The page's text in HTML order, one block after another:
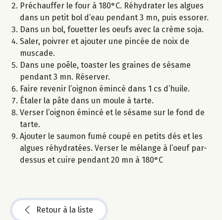
Préchauffer le four à 180°C. Réhydrater les algues
dans un petit bol d’eau pendant 3 mn, puis essorer.
Dans un bol, fouetter les oeufs avec la crème soja.
Saler, poivrer et ajouter une pincée de noix de
muscade.
Dans une poêle, toaster les graines de sésame
pendant 3 mn. Réserver.
Faire revenir l’oignon émincé dans 1 cs d’huile.
Étaler la pâte dans un moule à tarte.
Verser l’oignon émincé et le sésame sur le fond de
tarte.
Ajouter le saumon fumé coupé en petits dés et les
algues réhydratées. Verser le mélange à l’oeuf par-
dessus et cuire pendant 20 mn à 180°C
Retour à la liste